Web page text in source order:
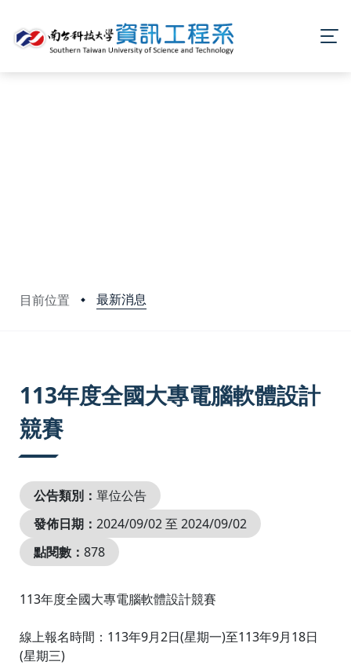
目前位置 最新消息
113年度全國大專電腦軟體設計
競賽
公告類別： 單位公告
發佈日期： 2024/09/02 至 2024/09/02
點閱數： 878
113年度全國大專電腦軟體設計競賽
線上報名時間：113年9月2日(星期一)至113年9月18日
(星期三)